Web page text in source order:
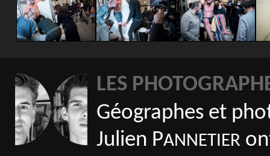
LES
Géographes et
Julien PANNETIER